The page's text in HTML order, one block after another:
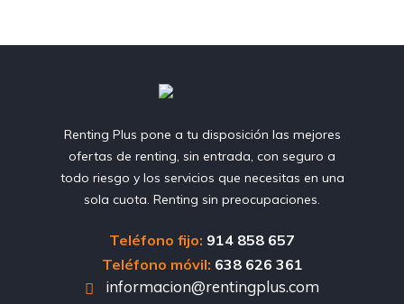
Renting Plus pone a tu disposición las mejores
ofertas de renting, sin entrada, con seguro a
todo riesgo y los servicios que necesitas en una
sola cuota. Renting sin preocupaciones.
Teléfono fijo: 914 858 657
Teléfono móvil: 638 626 361
informacion@rentingplus.com